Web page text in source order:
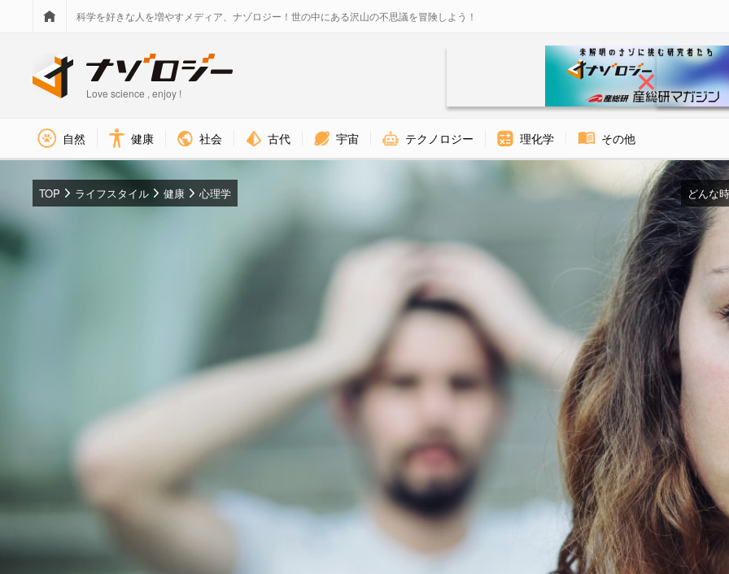
科学を好きな人を増やすメディア、ナゾロジー！世の中にある沢山の不思議を冒険しよう！
Love science , enjoy !
自然 健康 社会 古代 宇宙 テクノロジー 理化学 その他
どんな
TOP ライフスタイル 健康 心理学